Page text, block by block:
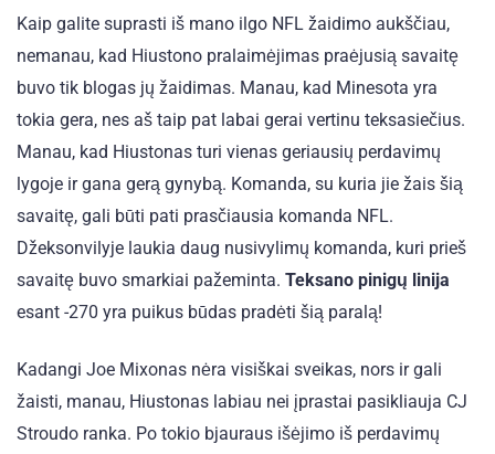
Kaip galite suprasti iš mano ilgo NFL žaidimo aukščiau,
nemanau, kad Hiustono pralaimėjimas praėjusią savaitę
buvo tik blogas jų žaidimas. Manau, kad Minesota yra
tokia gera, nes aš taip pat labai gerai vertinu teksasiečius.
Manau, kad Hiustonas turi vienas geriausių perdavimų
lygoje ir gana gerą gynybą. Komanda, su kuria jie žais šią
savaitę, gali būti pati prasčiausia komanda NFL.
Džeksonvilyje laukia daug nusivylimų komanda, kuri prieš
savaitę buvo smarkiai pažeminta. Teksano pinigų linija
esant -270 yra puikus būdas pradėti šią paralą!
Kadangi Joe Mixonas nėra visiškai sveikas, nors ir gali
žaisti, manau, Hiustonas labiau nei įprastai pasikliauja CJ
Stroudo ranka. Po tokio bjauraus išėjimo iš perdavimų